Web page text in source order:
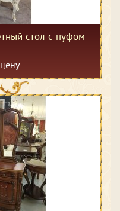
стол с пуфом